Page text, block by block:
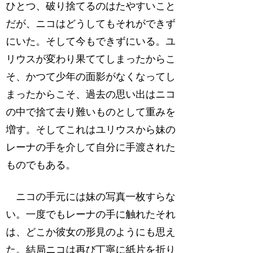
ひとつ、破り捨てるのはたやすいこと
だが、ニコはどうしてもそれができず
にいた。そして今もできずにいる。ユ
リウスが変わり果ててしまったからこ
そ、かつて少年の面影がなくなってし
まったからこそ、過去の思い出はニコ
の中で捨て去り難いものとして重みを
増す。そしてこれはユリウスから妹の
レーナの手を介して自分に手渡された
ものでもある。
ニコの手元には妹の写真一枚すらな
い。一度でもレーナの手に触れたそれ
は、どこか彼女の形見のようにも思え
た。結局ニコは再び丁寧に紙片を折り